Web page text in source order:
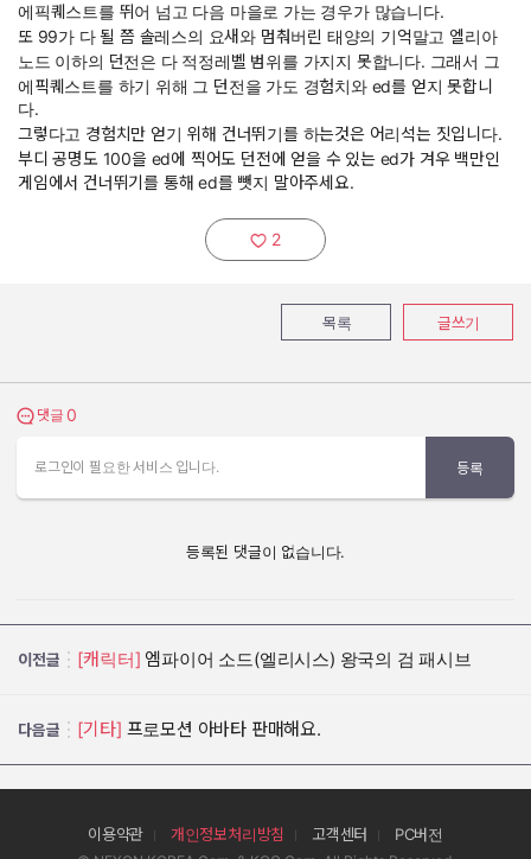
에픽퀘스트를 뛰어 넘고 다음 마을로 가는 경우가 많습니다.
또 99가 다 될 쯤 솔레스의 요새와 멈춰버린 태양의 기억말고 엘리아
노드 이하의 던전은 다 적정레벨 범위를 가지지 못합니다. 그래서 그
에픽퀘스트를 하기 위해 그 던전을 가도 경험치와 ed를 얻지 못합니
다.
그렇다고 경험치만 얻기 위해 건너뛰기를 하는것은 어리석는 짓입니다.
부디 공명도 100을 ed에 찍어도 던전에 얻을 수 있는 ed가 겨우 백만인
게임에서 건너뛰기를 통해 ed를 뺏지 말아주세요.
추천하기:
2
목록 글쓰기
댓글 보기
댓글 0
로그인이 필요한 서비스 입니다. 등록
등록된 댓글이 없습니다.
이전글 [캐릭터] 엠파이어 소드(엘리시스) 왕국의 검 패시브
다음글 [기타] 프로모션 아바타 판매해요.
이용약관 개인정보처리방침 고객센터 PC버전